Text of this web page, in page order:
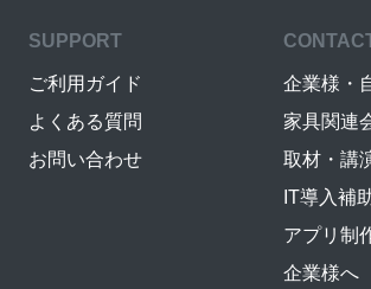
SUPPORT
ご利用ガイド
よくある質問
お問い合わせ
企業様・
家具関連
取材・講
IT導入補
アプリ制
企業様へ